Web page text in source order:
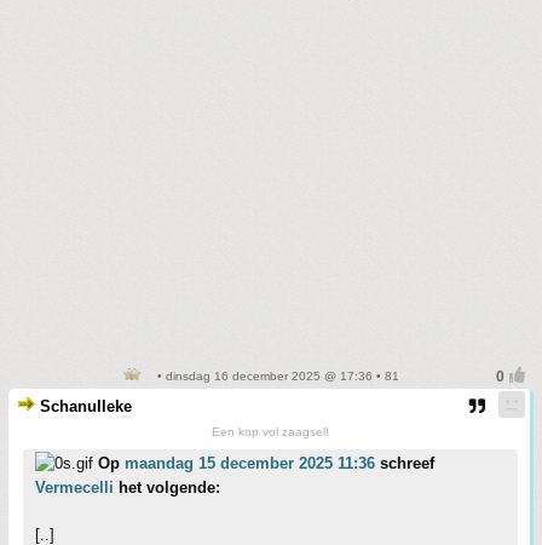
• dinsdag 16 december 2025 @ 17:36 • 81
Schanulleke
Een kop vol zaagsel!
Op maandag 15 december 2025 11:36 schreef
Vermecelli het volgende:
[..]